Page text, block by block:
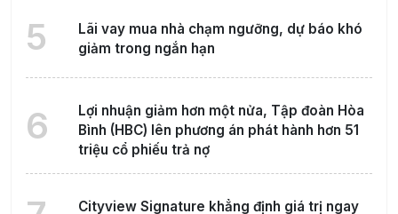
5
Lãi vay mua nhà chạm ngưỡng, dự báo khó
giảm trong ngắn hạn
6
Lợi nhuận giảm hơn một nửa, Tập đoàn Hòa
Bình (HBC) lên phương án phát hành hơn 51
triệu cổ phiếu trả nợ
Cityview Signature khẳng định giá trị ngay